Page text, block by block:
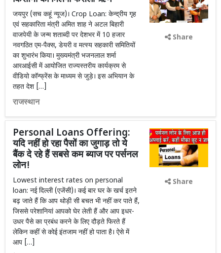
जयपुर (सच कहूं न्यूज)। Crop Loan: केन्द्रीय गृह
एवं सहकारिता मंत्री अमित शाह ने अटल बिहारी
वाजपेयी के जन्म शताब्दी पर देशभर में 10 हजार
नवगठित एम-पैक्स, डेयरी व मत्स्य सहकारी समितियों
का शुभारंभ किया। मुख्यमंत्री भजनलाल शर्मा
आरआईसी में आयोजित राज्यस्तरीय कार्यक्रम से
वीडियो कॉन्फ्रेंस के माध्यम से जुड़े। इस अभियान के
तहत देश […]
राजस्थान
Share
Personal Loans Offering:
यदि नहीं हो रहा पैसों का जुगाड़ तो ये
बैंक दे रहे हैं सबसे कम ब्याज पर पर्सनल
लोन!
Lowest interest rates on personal
loan: नई दिल्ली (एजेंसी)। कई बार घर के खर्च इतने
बढ़ जाते हैं कि आप थोड़ी सी बचत भी नहीं कर पाते हैं,
जिससे परेशानियां आपको घेर लेती हैं और आप इधर-
उधर पैसे का प्रबंध करने के लिए दौड़ते फिरते हैं
लेकिन कहीं से कोई इंतजाम नहीं हो पाता है। ऐसे में
आप […]
Share